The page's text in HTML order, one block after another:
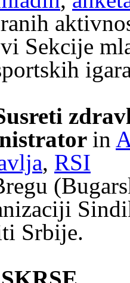
Sekcije
in
, RSI
Srbije.